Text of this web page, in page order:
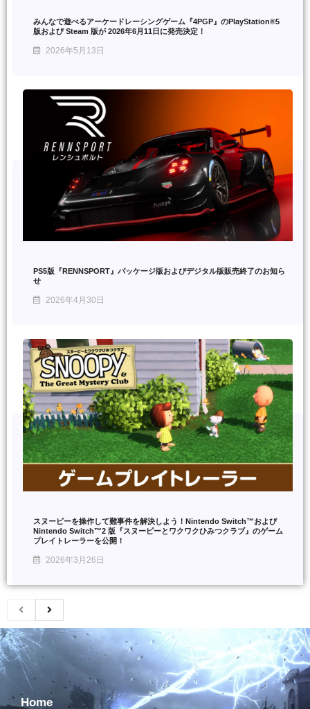
みんなで遊べるアーケードレーシングゲーム『4PGP』のPlayStation®5
版および Steam 版が 2026年6月11日に発売決定！
2026年5月13日
PS5版『RENNSPORT』パッケージ版およびデジタル版販売終了のお知ら
せ
2026年4月30日
スヌーピーを操作して難事件を解決しよう！Nintendo Switch™および
Nintendo Switch™2 版『スヌーピーとワクワクひみつクラブ』のゲーム
プレイトレーラーを公開！
2026年3月26日
Home